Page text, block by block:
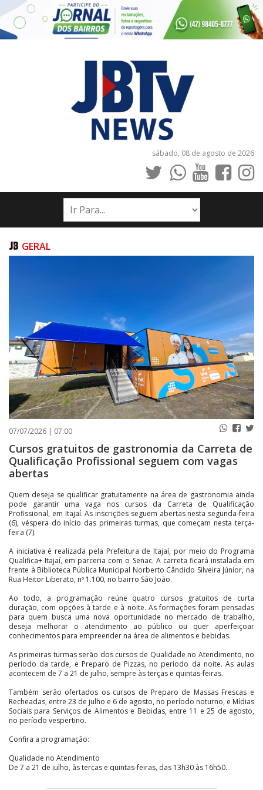
sábado, 08 de agosto de 2026
INÍCIO
NOTÍCIAS
GERAL
07/07/2026 | 07:00
Cursos gratuitos de gastronomia da Carreta de
Qualificação Profissional seguem com vagas
abertas
Quem deseja se qualificar gratuitamente na área de gastronomia ainda
pode garantir uma vaga nos cursos da Carreta de Qualificação
Profissional, em Itajaí. As inscrições seguem abertas nesta segunda-feira
(6), véspera do início das primeiras turmas, que começam nesta terça-
feira (7).
A iniciativa é realizada pela Prefeitura de Itajaí, por meio do Programa
Qualifica+ Itajaí, em parceria com o Senac. A carreta ficará instalada em
frente à Biblioteca Pública Municipal Norberto Cândido Silveira Júnior, na
Rua Heitor Liberato, nº 1.100, no bairro São João.
Ao todo, a programação reúne quatro cursos gratuitos de curta
duração, com opções à tarde e à noite. As formações foram pensadas
para quem busca uma nova oportunidade no mercado de trabalho,
deseja melhorar o atendimento ao público ou quer aperfeiçoar
conhecimentos para empreender na área de alimentos e bebidas.
As primeiras turmas serão dos cursos de Qualidade no Atendimento, no
período da tarde, e Preparo de Pizzas, no período da noite. As aulas
acontecem de 7 a 21 de julho, sempre às terças e quintas-feiras.
Também serão ofertados os cursos de Preparo de Massas Frescas e
Recheadas, entre 23 de julho e 6 de agosto, no período noturno, e Mídias
Sociais para Serviços de Alimentos e Bebidas, entre 11 e 25 de agosto,
no período vespertino.
Confira a programação:
Qualidade no Atendimento
De 7 a 21 de julho, às terças e quintas-feiras, das 13h30 às 16h50.
Preparo de Pizzas